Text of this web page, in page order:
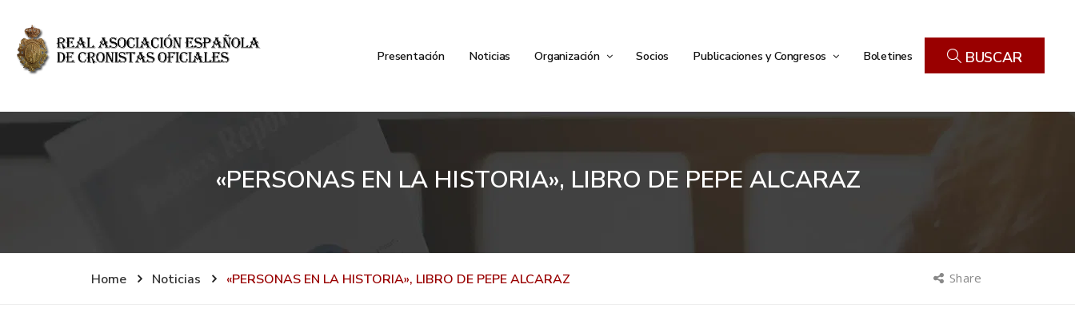
Presentación Noticias Organización Socios Publicaciones y Congresos Boletines BUSCAR
«PERSONAS EN LA HISTORIA», LIBRO DE PEPE ALCARAZ
Home Noticias «PERSONAS EN LA HISTORIA», LIBRO DE PEPE ALCARAZ Share